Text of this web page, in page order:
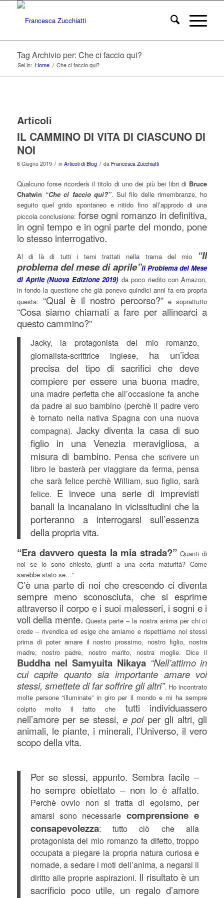
Tag Archivio per: Che ci faccio qui?
Sei in: Home / Che ci faccio qui?
Articoli
IL CAMMINO DI VITA DI CIASCUNO DI
NOI
6 Giugno 2019 / in Articoli di Blog / da Francesca Zucchiatti
Qualcuno forse ricorderà il titolo di uno dei più bei libri di Bruce
Chatwin “Che ci faccio qui?”. Sul filo delle rimembranze, ho
seguito quel grido spontaneo e nitido fino all’approdo di una
piccola conclusione: forse ogni romanzo in definitiva,
in ogni tempo e in ogni parte del mondo, pone
lo stesso interrogativo.
Al di là di tutti i temi trattati nella trama del mio “Il
problema del mese di aprile”Il Problema del Mese
di Aprile (Nuova Edizione 2019) da poco riedito con Amazon,
in fondo la questione che già ponevo quindici anni fa era propria
questa: “Qual è il nostro percorso?”e soprattutto
“Cosa siamo chiamati a fare per allinearci a
questo cammino?”
Jacky, la protagonista del mio romanzo,
giornalista-scrittrice inglese, ha un’idea
precisa del tipo di sacrifici che deve
compiere per essere una buona madre,
una madre perfetta che all’occasione fa anche
da padre al suo bambino (perchè il padre vero
è tornato nella nativa Spagna con una nuova
compagna). Jacky diventa la casa di suo
figlio in una Venezia meravigliosa, a
misura di bambino. Pensa che scrivere un
libro le basterà per viaggiare da ferma, pensa
che sarà felice perchè William, suo figlio, sarà
felice. E invece una serie di imprevisti
banali la incanalano in vicissitudini che la
porteranno a interrogarsi sull’essenza
della propria vita.
“Era davvero questa la mia strada?” Quanti di
noi se lo sono chiesto, giunti a una certa maturità? Come
sarebbe stato se…”
C’è una parte di noi che crescendo ci diventa
sempre meno sconosciuta, che si esprime
attraverso il corpo e i suoi malesseri, i sogni e i
voli della mente. Questa parte – la nostra anima per chi ci
crede – rivendica ed esige che amiamo e rispettiamo noi stessi
prima di poter amare il nostro prossimo, nostro figlio, nostra
madre, nostro padre, nostro marito, nostra moglie. Dice il
Buddha nel Samyuita Nikaya “Nell’attimo in
cui capite quanto sia importante amare voi
stessi, smettete di far soffrire gli altri”. Ho incontrato
molte persone “illuminate” in giro per il mondo e mi ha sempre
colpito molto il fatto che
tutti individuassero
nell’amore per se stessi,e poiper gli altri, gli
animali, le piante, i minerali, l’Universo, il vero
scopo della vita.
Per se stessi, appunto. Sembra facile –
ho sempre obiettato – non lo è affatto.
Perchè ovvio non si tratta di egoismo, per
amarsi sono necessarie comprensione e
consapevolezza: tutto ciò che alla
protagonista del mio romanzo fa difetto, troppo
occupata a piegare la propria natura curiosa e
nomade, a sedare i moti dell’anima, a negarsi il
diritto alle proprie aspirazioni. Il risultato è un
sacrificio poco utile, un regalo d’amore